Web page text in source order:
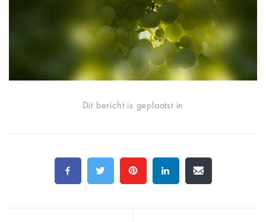
Dit bericht is geplaatst in